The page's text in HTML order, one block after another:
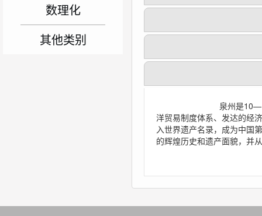
数理化
其他类别
泉州是10—14世纪世界
洋贸易制度体系、发达的经
入世界遗产名录，成为中国
的辉煌历史和遗产面貌，并